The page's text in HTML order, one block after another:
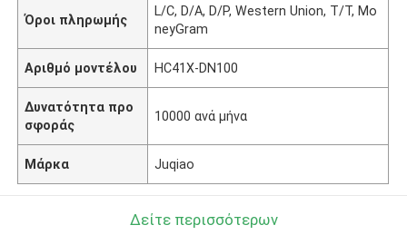
Όροι πληρωμής
L/C, D/A, D/P, Western Union, T/T, Mo
neyGram
Αριθμό μοντέλου HC41X-DN100
Δυνατότητα προ
σφοράς
10000 ανά μήνα
Μάρκα Juqiao
Δείτε περισσότερων